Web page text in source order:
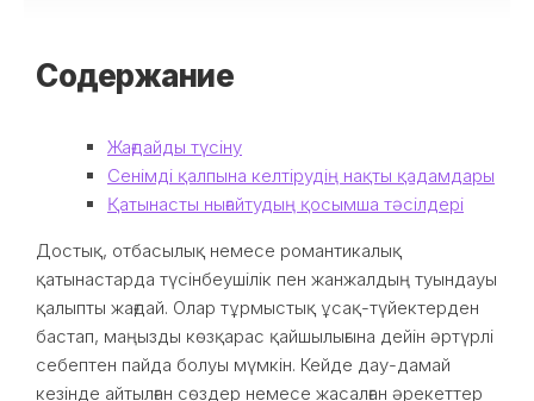
Содержание
Жағдайды түсіну
Сенімді қалпына келтірудің нақты қадамдары
Қатынасты нығайтудың қосымша тәсілдері
Достық, отбасылық немесе романтикалық
қатынастарда түсінбеушілік пен жанжалдың туындауы
қалыпты жағдай. Олар тұрмыстық ұсақ-түйектерден
бастап, маңызды көзқарас қайшылығына дейін әртүрлі
себептен пайда болуы мүмкін. Кейде дау-дамай
кезінде айтылған сөздер немесе жасалған әрекеттер